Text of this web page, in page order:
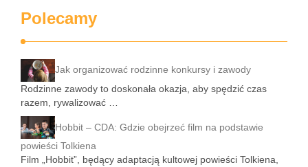
Polecamy
Jak organizować rodzinne konkursy i zawody
Rodzinne zawody to doskonała okazja, aby spędzić czas
razem, rywalizować …
Hobbit – CDA: Gdzie obejrzeć film na podstawie
powieści Tolkiena
Film „Hobbit”, będący adaptacją kultowej powieści Tolkiena,